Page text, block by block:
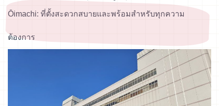
Ōimachi: ที่ตั้งสะดวกสบายและพร้อมสำหรับทุกความ
ต้องการ